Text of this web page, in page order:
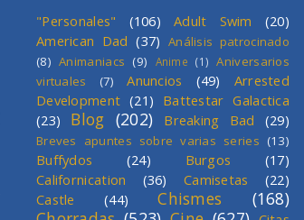
"Personales" (106) Adult Swim
(20)
American Dad (37) Análisis patrocinado
(8) Animaniacs (9) Anime (1) Aniversarios
virtuales
(7) Anuncios (49)
Arrested
Development (21) Battestar Galactica
(23)
Blog (202) Breaking Bad (29)
Breves apuntes sobre varias series (13)
Buffydos (24) Burgos
(17)
Californication
(36) Camisetas
(22)
Castle
(44) Chismes
(168)